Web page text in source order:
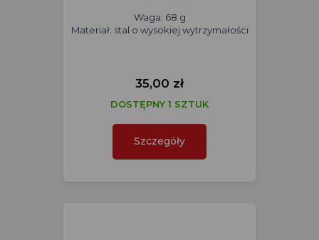
Waga: 68 g
Materiał: stal o wysokiej wytrzymałości
35,00 zł
DOSTĘPNY 1 SZTUK
Szczegóły